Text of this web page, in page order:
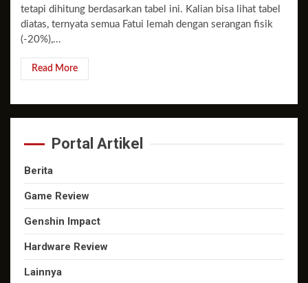
tetapi dihitung berdasarkan tabel ini. Kalian bisa lihat tabel
diatas, ternyata semua Fatui lemah dengan serangan fisik
(-20%),...
Read More
Portal Artikel
Berita
Game Review
Genshin Impact
Hardware Review
Lainnya